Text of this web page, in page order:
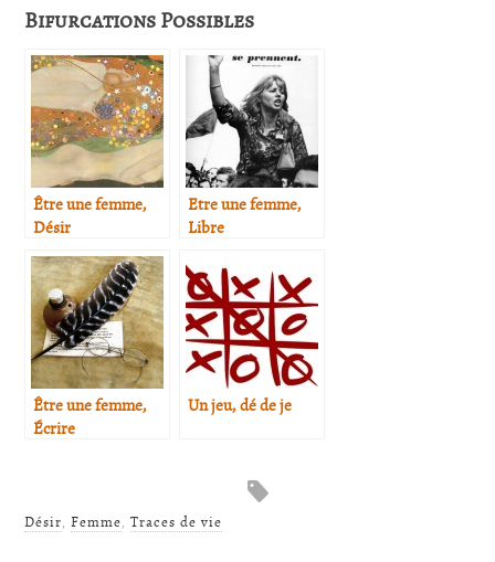
Bifurcations Possibles
Être une femme,
Désir
Etre une femme,
Libre
Être une femme,
Écrire
Un jeu, dé de je
Désir,Femme,Traces de vie